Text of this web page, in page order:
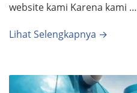
website kami Karena kami …
Lihat Selengkapnya →